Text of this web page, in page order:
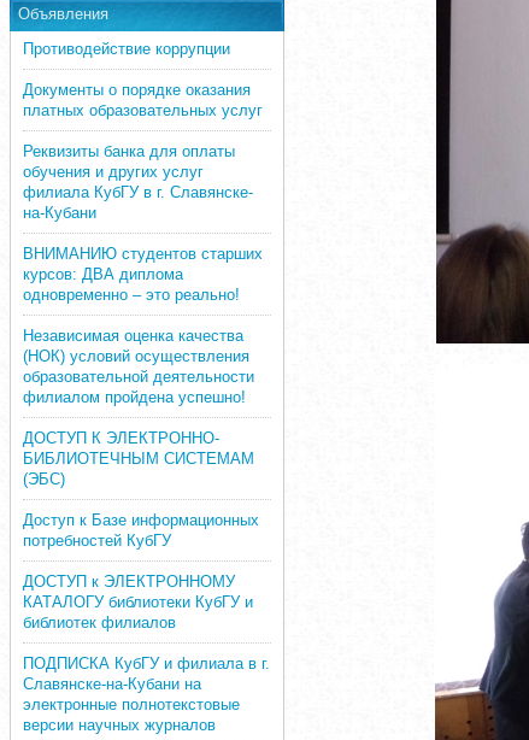
Объявления
Противодействие коррупции
Документы о порядке оказания
платных образовательных услуг
Реквизиты банка для оплаты
обучения и других услуг
филиала КубГУ в г. Славянске-
на-Кубани
ВНИМАНИЮ студентов старших
курсов: ДВА диплома
одновременно – это реально!
Независимая оценка качества
(НОК) условий осуществления
образовательной деятельности
филиалом пройдена успешно!
ДОСТУП К ЭЛЕКТРОННО-
БИБЛИОТЕЧНЫМ СИСТЕМАМ
(ЭБС)
Доступ к Базе информационных
потребностей КубГУ
ДОСТУП к ЭЛЕКТРОННОМУ
КАТАЛОГУ библиотеки КубГУ и
библиотек филиалов
ПОДПИСКА КубГУ и филиала в г.
Славянске-на-Кубани на
электронные полнотекстовые
версии научных журналов